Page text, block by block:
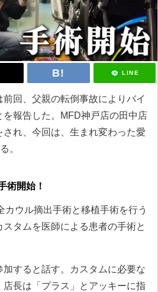
LINE
回、父親の転倒事故によりバイ
を報告した。MFD神戸店の田中店
れ、今回は、生まれ変わった愛
。
術開始！
カウル摘出手術と移植手術を行う
タムを医師による患者の手術と
すると話す。カスタムに必要な
長は「プラス」とアッキーに指